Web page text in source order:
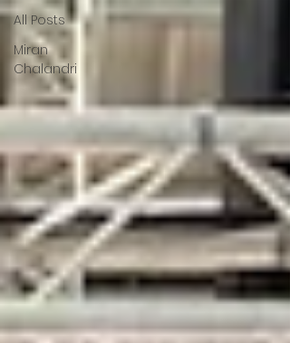
All Posts
Miran
Chalandri